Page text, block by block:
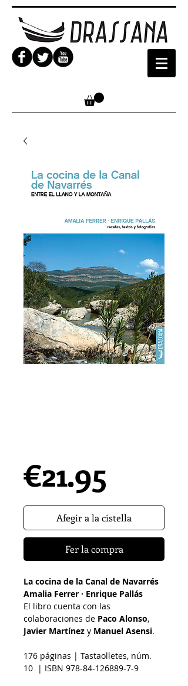
€21.95
Afegir a la cistella
Fer la compra
La cocina de la Canal de Navarrés
Amalia Ferrer · Enrique Pallás
El libro cuenta con las
colaboraciones de Paco Alonso,
Javier Martínez y Manuel Asensi.
176 páginas | Tastaolletes, núm.
10 | ISBN 978-84-126889-7-9